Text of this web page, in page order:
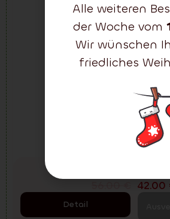
42.00
Detail
Alle weiteren
der Woche vom
Wir wünschen
friedliches